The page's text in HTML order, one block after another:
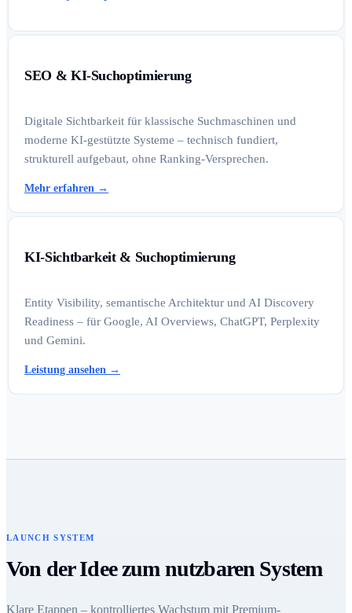
SEO & KI-Suchoptimierung
Digitale Sichtbarkeit für klassische Suchmaschinen und
moderne KI-gestützte Systeme – technisch fundiert,
strukturell aufgebaut, ohne Ranking-Versprechen.
Mehr erfahren →
KI-Sichtbarkeit & Suchoptimierung
Entity Visibility, semantische Architektur und AI Discovery
Readiness – für Google, AI Overviews, ChatGPT, Perplexity
und Gemini.
Leistung ansehen →
LAUNCH SYSTEM
Von der Idee zum nutzbaren System
Klare Etappen – kontrolliertes Wachstum mit Premium-